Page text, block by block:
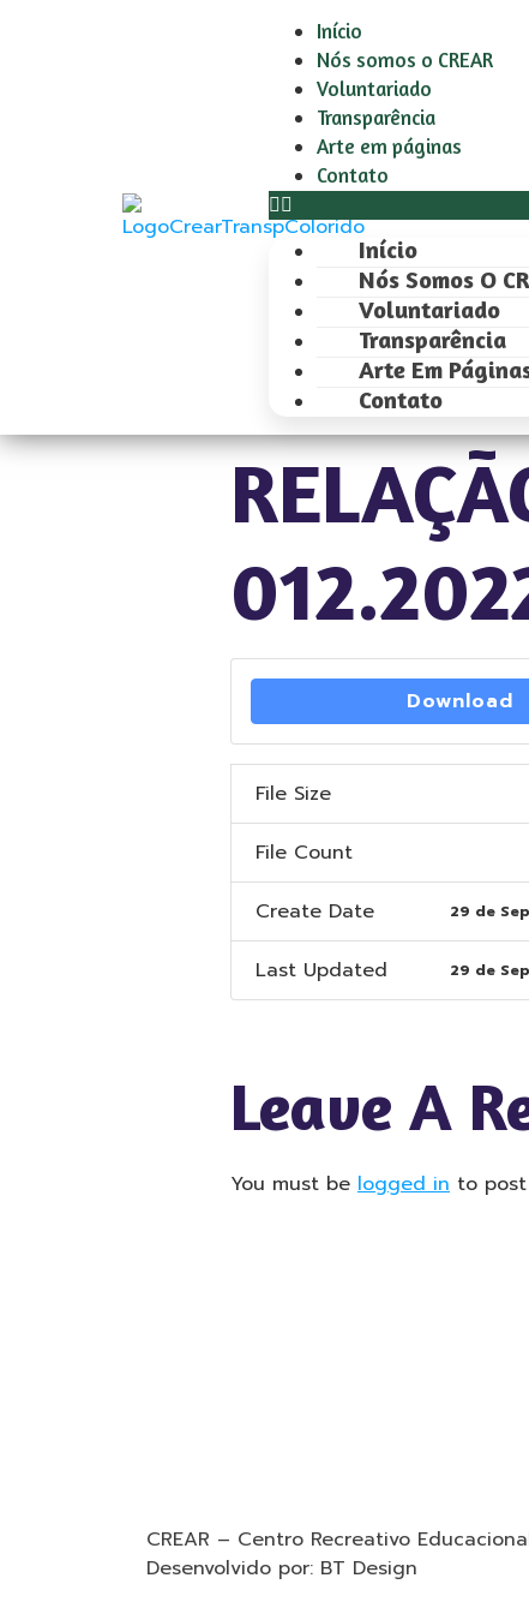
Início
Nós somos o CREAR
Voluntariado
Transparência
Arte em páginas
Contato
Início
Nós Somos O
Voluntariado
Transparência
Arte Em
Contato
Download
File Size
File Count
Create Date 29 de
Last Updated 29 de
Leave A
You must be logged in to
CREAR – Centro Recreativo
Desenvolvido por: BT Design